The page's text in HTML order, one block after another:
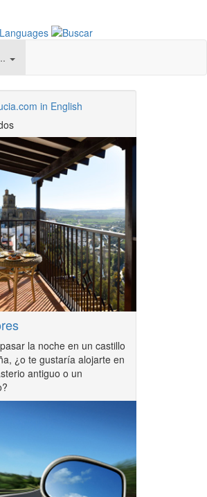
la noche en un castillo
¿o te gustaría alojarte en
antiguo o un